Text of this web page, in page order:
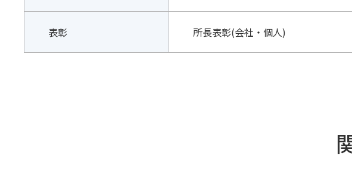
表彰 所長表彰(会社・個人)